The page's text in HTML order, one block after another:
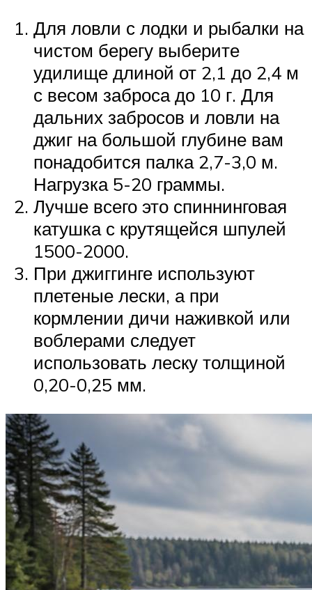
Для ловли с лодки и рыбалки на
чистом берегу выберите
удилище длиной от 2,1 до 2,4 м
с весом заброса до 10 г. Для
дальних забросов и ловли на
джиг на большой глубине вам
понадобится палка 2,7-3,0 м.
Нагрузка 5-20 граммы.
Лучше всего это спиннинговая
катушка с крутящейся шпулей
1500-2000.
При джиггинге используют
плетеные лески, а при
кормлении дичи наживкой или
воблерами следует
использовать леску толщиной
0,20-0,25 мм.